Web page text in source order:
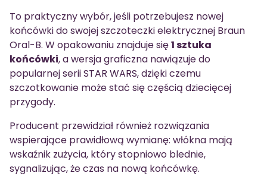
To praktyczny wybór, jeśli potrzebujesz nowej
końcówki do swojej szczoteczki elektrycznej Braun
Oral-B. W opakowaniu znajduje się1 sztuka
końcówki, a wersja graficzna nawiązuje do
popularnej serii STAR WARS, dzięki czemu
szczotkowanie może stać się częścią dziecięcej
przygody.
Producent przewidział również rozwiązania
wspierające prawidłową wymianę: włókna mają
wskaźnik zużycia, który stopniowo blednie,
sygnalizując, że czas na nową końcówkę.